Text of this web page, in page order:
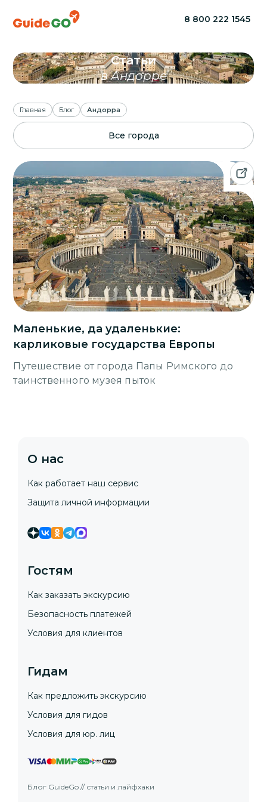
8 800 222 1545
Статьи
в Андорре
Главная Блог Андорра
Все города
Маленькие, да удаленькие:
карликовые государства Европы
Путешествие от города Папы Римского до
таинственного музея пыток
О нас
Как работает наш сервис
Защита личной информации
Гостям
Как заказать экскурсию
Безопасность платежей
Условия для клиентов
Гидам
Как предложить экскурсию
Условия для гидов
Условия для юр. лиц
Блог GuideGo // статьи и лайфхаки